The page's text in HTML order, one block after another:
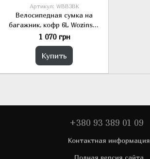
Артикул: WBB3BK
Велосипедная сумка на
багажник, кофр 6L Wozinsky
черная
1 070 грн
Купить
+380 93 389 01 09
Контактная информация
Полная версия сайта